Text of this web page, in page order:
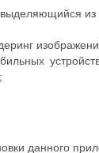
из
данного